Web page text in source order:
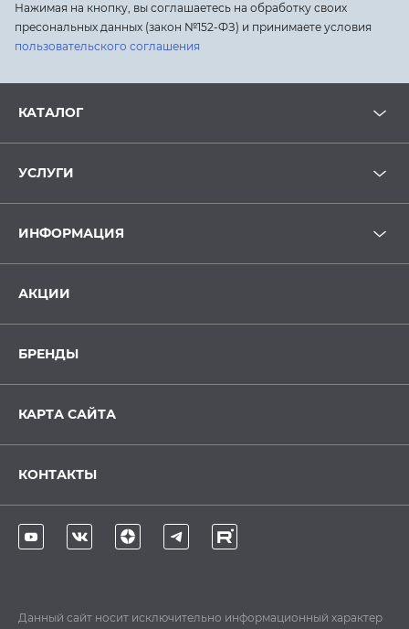
Нажимая на кнопку, вы соглашаетесь на обработку своих
пресональных данных (закон №152-ФЗ) и принимаете условия
пользовательского соглашения
КАТАЛОГ
УСЛУГИ
ИНФОРМАЦИЯ
АКЦИИ
БРЕНДЫ
КАРТА САЙТА
КОНТАКТЫ
Данный сайт носит исключительно информационный характер